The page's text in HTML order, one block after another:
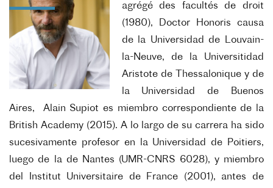
agrégé des facultés de droit
(1980), Doctor Honoris causa
de la Universidad de Louvain-
la-Neuve, de la Universitidad
Aristote de Thessalonique y de
la Universidad de Buenos
Aires, Alain Supiot es miembro correspondiente de la
British Academy (2015). A lo largo de su carrera ha sido
sucesivamente profesor en la Universidad de Poitiers,
luego de la de Nantes (UMR-CNRS 6028), y miembro
del Institut Universitaire de France (2001), antes de